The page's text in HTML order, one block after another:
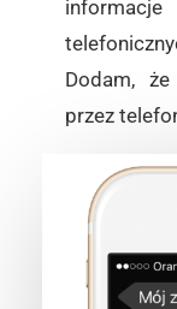
Dodam,
przez